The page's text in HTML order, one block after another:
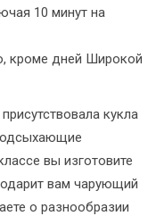
10 минут на
кроме дней Широкой
кукла
вы изготовите
вам чарующий
о разнообразии